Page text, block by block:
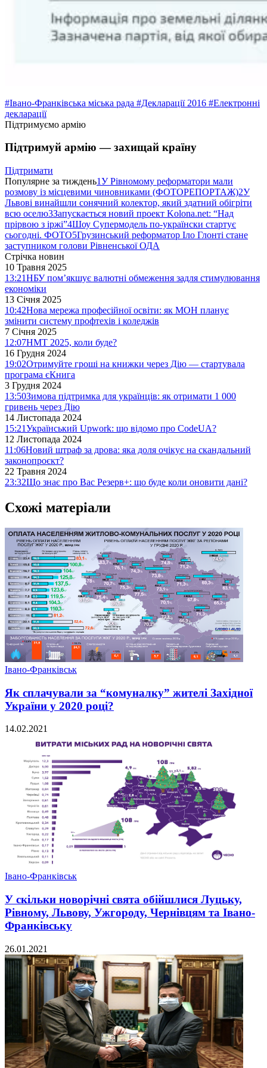
#Івано-Франківська міська рада #Декларації 2016 #Електронні
декларації
Підтримуємо армію
Підтримуй армію — захищай країну
Підтримати
Популярне за тиждень1У Рівномому реформатори мали
розмову із місцевими чиновниками (ФОТОРЕПОРТАЖ)2У
Львові винайшли сонячний колектор, який здатний обігріти
всю оселю3Запускається новий проект Kolona.net: “Над
прірвою з іржі”4Шоу Супермодель по-українски стартує
сьогодні. ФОТО5Грузинський реформатор Іло Глонті стане
заступником голови Рівненської ОДА
Стрічка новин
10 Травня 2025
13:21НБУ пом’якшує валютні обмеження задля стимулювання
економіки
13 Січня 2025
10:42Нова мережа професійної освіти: як МОН планує
змінити систему профтехів і коледжів
7 Січня 2025
12:07НМТ 2025, коли буде?
16 Грудня 2024
19:02Отримуйте гроші на книжки через Дію — стартувала
програма єКнига
3 Грудня 2024
13:50Зимова підтримка для українців: як отримати 1 000
гривень через Дію
14 Листопада 2024
15:21Український Upwork: що відомо про CodeUA?
12 Листопада 2024
11:06Новий штраф за дрова: яка доля очікує на скандальний
законопроєкт?
22 Травня 2024
23:32Що знає про Вас Резерв+: що буде коли оновити дані?
Схожі матеріали
Івано-Франківськ
Як сплачували за “комуналку” жителі Західної
України у 2020 році?
14.02.2021
Івано-Франківськ
У скільки новорічні свята обійшлися Луцьку,
Рівному, Львову, Ужгороду, Чернівцям та Івано-
Франківську
26.01.2021